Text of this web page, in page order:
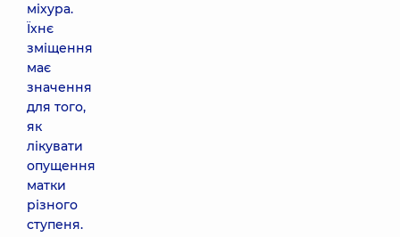
міхура.
Їхнє
зміщення
має
значення
для того,
як
лікувати
опущення
матки
різного
ступеня.